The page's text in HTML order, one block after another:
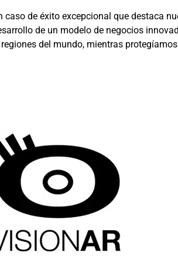
caso de éxito excepcional que destaca
de un modelo de negocios
del mundo, mientras